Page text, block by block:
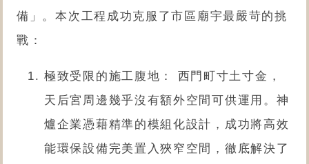
備」。本次工程成功克服了市區廟宇最嚴苛的挑
戰：
極致受限的施工腹地： 西門町寸土寸金，
天后宮周邊幾乎沒有額外空間可供運用。神
爐企業憑藉精準的模組化設計，成功將高效
能環保設備完美置入狹窄空間，徹底解決了